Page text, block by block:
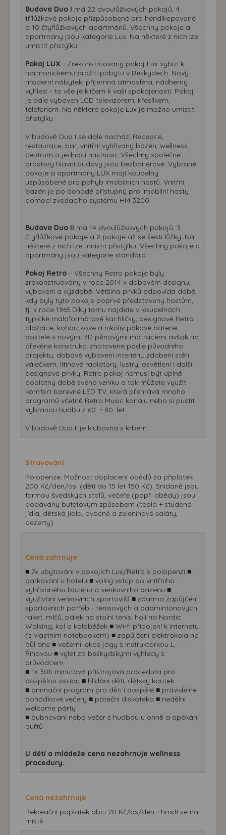
Budova Duo I má 22 dvoulůžkových pokojů, 4
třílůžkové pokoje přizpůsobené pro hendikepované
a 10 čtyřlůžkových apartmánů. Všechny pokoje a
apartmány jsou kategorie Lux. Na některé z nich lze
umístit přistýlku.
Pokoj LUX - Zrekonstruovaný pokoj Lux vybízí k
harmonickému prožití pobytu v Beskydech. Nový
moderní nábytek, příjemná atmosféra, nádherný
výhled – to vše je klíčem k vaší spokojenosti. Pokoj
je dále vybaven LCD televizorem, křesílkem,
telefonem. Na některé pokoje Lux je možno umístit
přistýlku.
V budově Duo I se dále nachází Recepce,
restaurace, bar, vnitřní vyhřívaný bazén, wellness
centrum a jednací místnost. Všechny společné
prostory hlavní budovy jsou bezbariérové. Vybrané
pokoje a apartmány LUX mají koupelny
uzpůsobené pro pohyb imobilních hostů. Vnitřní
bazén je po dohodě přístupný pro imobilní hosty
pomocí zvedacího systému HM 3200.
Budova Duo II má 14 dvoulůžkových pokojů, 3
čtyřlůžkové pokoje a 2 pokoje až se šesti lůžky. Na
některé z nich lze umístit přistýlku. Všechny pokoje a
apartmány jsou kategorie standard.
Pokoj Retro – Všechny Retro pokoje byly
zrekonstruovány v roce 2014 v dobovém designu,
vybavení a výzdobě. Většina prvků odpovídá době,
kdy byly tyto pokoje poprvé představeny hostům,
tj. v roce 1965.Díky tomu najdete v koupelnách
typické maloformátové kachličky, designové Retro
dlaždice, kohoutkové a nikoliv pákové baterie,
postele s novými 3D pěnovými matracemi avšak na
dřevěné konstrukci zhotovené podle původního
projektu, dobové vybavení interiéru, zdobení stěn
válečkem, litinové radiátory, lustry, osvětlení i další
designové prvky. Retro pokoj nemusí být úplně
poplatný době svého vzniku a tak můžete využít
komfort barevné LED TV, která přehrává mnoho
programů včetně Retro Music kanálu nebo si pustit
vybranou hudbu z 60. ~ 80. let.
V budově Duo II je klubovna s krbem.
Stravování
Polopenze. Možnost doplacení obědů za příplatek
200 Kč/den/os. (děti do 15 let 150 Kč). Snídaně jsou
formou švédských stolů, večeře (popř. obědy) jsou
podávány bufetovým způsobem (teplá + studená
jídla, dětská jídla, ovocné a zeleninové saláty,
dezerty).
Cena zahrnuje
■ 7x ubytování v pokojích Lux/Retro s polopenzí ■
parkování u hotelu ■ volný vstup do vnitřního
vyhřívaného bazénu a venkovního bazénu ■
využívání venkovních sportovišť ■ zdarma zapůjčení
sportovních potřeb - tenisových a badmintonových
raket, míčů, pálek na stolní tenis, holí na Nordic
Walking, kol a koloběžek ■ Wi-fi připojení k internetu
(s vlastním notebookem) ■ zapůjčení elektrokola na
půl dne ■ večerní lekce jógy s instruktorkou L.
Říhovou ■ výlet za beskydskými výhledy s
průvodcem
■ 1x 30ti minutová přístrojová procedura pro
dospělou osobu ■ hlídání dětí, dětský koutek
■ animační program pro děti i dospělé ■ pravidelné
pohádkové večery ■ páteční diskotéka ■ nedělní
welcome párty
■ bubnování nebo večer s hudbou u ohně a opékání
buřtů
U dětí a mládeže cena nezahrnuje wellness
procedury.
Cena nezahrnuje
Rekreační poplatek obci 20 Kč/os/den - hradí se na
místě.